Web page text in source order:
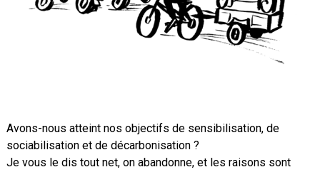
Avons-nous atteint nos objectifs de sensibilisation, de
sociabilisation et de décarbonisation ?
Je vous le dis tout net, on abandonne, et les raisons sont